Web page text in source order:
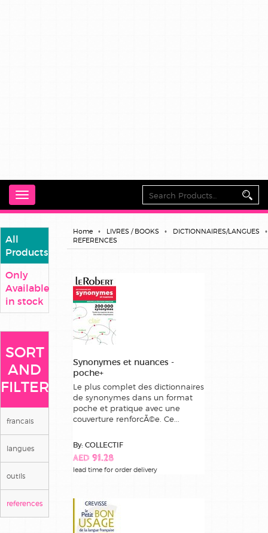
Toggle
navigation
All
Products
Only
Available
in stock
SORT
AND
FILTER
francais
langues
outils
references
Home LIVRES / BOOKS
DICTIONNAIRES/LANGUES
REFERENCES
Synonymes et nuances -
poche+
Le plus complet des dictionnaires
de synonymes dans un format
poche et pratique avec une
couverture renforcÃ©e. Ce...
By: COLLECTIF
AED 91.28
lead time for order delivery